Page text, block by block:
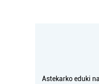
Astekarko eduki